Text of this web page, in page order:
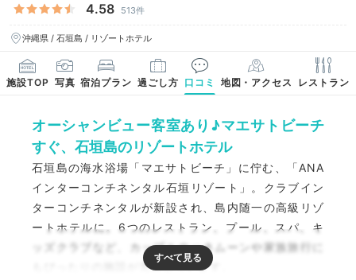
4.58 513件
沖縄県 / 石垣島 / リゾートホテル
施設TOP 写真 宿泊プラン 過ごし方 口コミ 地図・アクセス レストラン
オーシャンビュー客室あり♪マエサトビーチ
すぐ、石垣島のリゾートホテル
石垣島の海水浴場「マエサトビーチ」に佇む、「ANA
インターコンチネンタル石垣リゾート」。クラブイン
ターコンチネンタルが新設され、島内随一の高級リゾ
ートホテルに。6つのレストラン、プール、スパ、キ
ッズクラブなど、カップルのハネムーンや家族旅行に
もぴったりの施設が充実しています。